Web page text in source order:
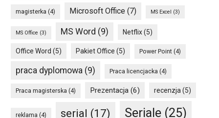
magisterka (4) Microsoft Office (7) MS Excel (3)
MS Office (3) MS Word (9) Netflix(5)
Office Word (5) Pakiet Office (5) Power Point (4)
praca dyplomowa (9) Praca licencjacka (4)
Praca magisterska (4) Prezentacja (6) recenzja(5)
reklama (4) serial (17) Seriale (25)